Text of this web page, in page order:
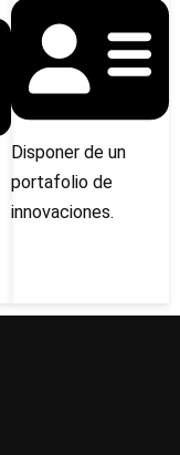
Disponer de un
portafolio de
innovaciones.